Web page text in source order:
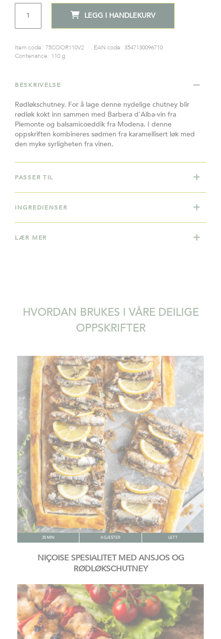
ANTALL
LEGG I HANDLEKURV
Item code: 75COOR110V2 EAN code: 3547130096710
Contenance: 110 g
BESKRIVELSE
Rødløkschutney. For å lage denne nydelige chutney blir
rødløk kokt inn sammen med Barbera d'Alba-vin fra
Piemonte og balsamicoeddik fra Modena. I denne
oppskriften kombineres sødmen fra karamellisert løk med
den myke syrligheten fra vinen.
PASSER TIL
INGREDIENSER
LÆR MER
HVORDAN BRUKES I VÅRE DEILIGE
OPPSKRIFTER
35 MIN 4 GJESTER LETT
NIÇOISE SPESIALITET MED ANSJOS OG
RØDLØKSCHUTNEY